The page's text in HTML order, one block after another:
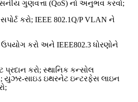
ગુણવત્તા (QoS) નો અનુભવ કરવો;
કરો; IEEE 802.1Q/P VLAN ને
કરો અને IEEE802.3 ધોરણોને
પ્રદાન કરો; સ્થાનિક કન્સોલ
યુઝર-સાઇડ ઇથરનેટ ઇન્ટરફેસ લાઇન